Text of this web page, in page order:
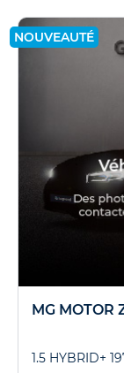
NOUVEAUTÉ
MG MOTOR
1.5 HYBRID+